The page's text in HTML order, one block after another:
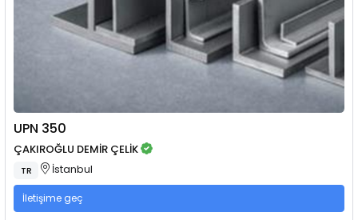
UPN 350
ÇAKIROĞLU DEMİR ÇELİK
TR İstanbul
İletişime geç